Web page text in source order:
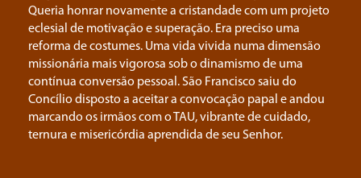
Queria honrar novamente a cristandade com um projeto
eclesial de motivação e superação. Era preciso uma
reforma de costumes. Uma vida vivida numa dimensão
missionária mais vigorosa sob o dinamismo de uma
contínua conversão pessoal. São Francisco saiu do
Concílio disposto a aceitar a convocação papal e andou
marcando os irmãos com o TAU, vibrante de cuidado,
ternura e misericórdia aprendida de seu Senhor.